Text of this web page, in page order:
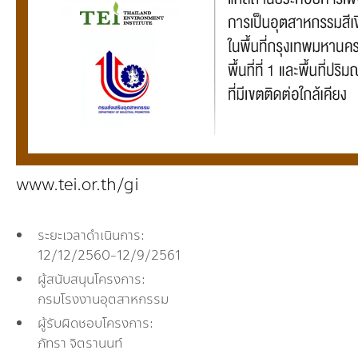
www.tei.or.th/gi
ระยะเวลาดำเนินการ:
12/12/2560-12/9/2561
ผู้สนับสนุนโครงการ:
กรมโรงงานอุตสาหกรรม
ผู้รับผิดชอบโครงการ:
ภัทรา จิตรานนท์